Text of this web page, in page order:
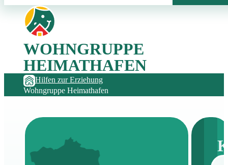
WOHNGRUPPE
HEIMATHAFEN
Hilfen zur Erziehung
Wohngruppe Heimathafen